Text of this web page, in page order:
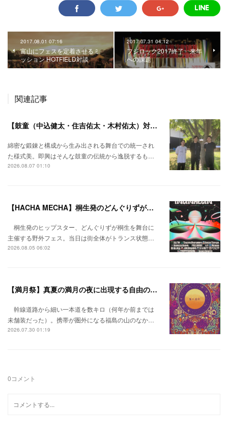
2017.08.01 07:16
富山にフェスを定着させるミ
ッション HOTFIELD対談
2017.07.31 04:12
フジロック2017終了 来年
への課題
関連記事
【鼓童（中込健太・住吉佑太・木村佑太）対談】即興で得られる新たな感覚。
綿密な鍛錬と構成から生み出される舞台での統一され
た様式美。即興はそんな鼓童の伝統から逸脱するも…
2026.08.07 01:10
【HACHA MECHA】桐生発のどんぐりずが桐生をハチャメチャに彩る。
桐生発のヒップスター、どんぐりずが桐生を舞台に
主催する野外フェス。当日は街全体がトランス状態…
2026.08.05 06:02
【満月祭】真夏の満月の夜に出現する自由の桃源郷。
幹線道路から細い一本道を数キロ（何年か前までは
未舗装だった）。携帯が圏外になる福島の山のなか…
2026.07.30 01:19
0コメント